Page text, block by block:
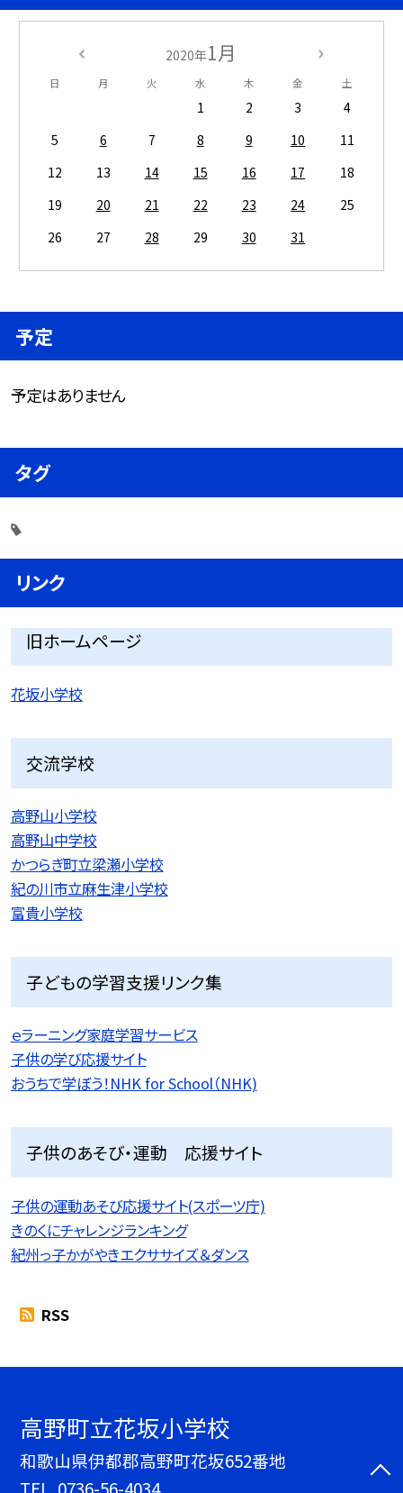
2020年1月
日 月 火 水 木 金 土
1 2 3
4
5
6 7 8 9 10
11
12
13 14 15 16 17
18
19
20 21 22 23 24
25
26
27 28 29 30 31
予定
予定はありません
タグ
リンク
旧ホームページ
花坂小学校
交流学校
高野山小学校
高野山中学校
かつらぎ町立梁瀬小学校
紀の川市立麻生津小学校
富貴小学校
子どもの学習支援リンク集
ｅラーニング家庭学習サービス
子供の学び応援サイト
おうちで学ぼう！NHK for School（NHK)
子供のあそび・運動 応援サイト
子供の運動あそび応援サイト(スポーツ庁)
きのくにチャレンジランキング
紀州っ子かがやきエクササイズ＆ダンス
RSS
高野町立花坂小学校
和歌山県伊都郡高野町花坂652番地
TEL. 0736-56-4034